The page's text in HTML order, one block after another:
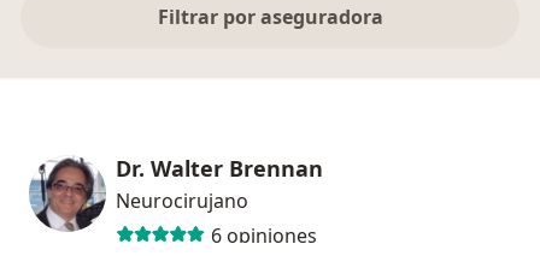
Filtrar por aseguradora
Dr. Walter Brennan
Neurocirujano
6 opiniones